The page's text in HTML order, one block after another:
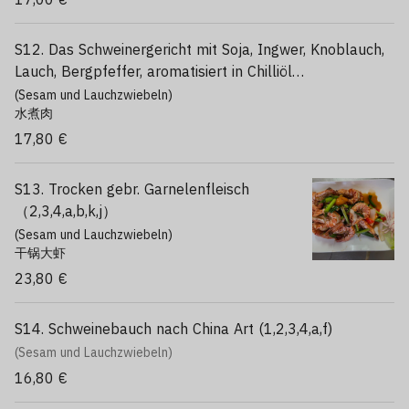
S12. Das Schweinergericht mit Soja, Ingwer, Knoblauch,
Lauch, Bergpfeffer, aromatisiert in Chilliöl
（1,2,3,4,a,j,f）
(Sesam und Lauchzwiebeln)
水煮肉
17,80 €
S13. Trocken gebr. Garnelenfleisch
（2,3,4,a,b,k,j）
(Sesam und Lauchzwiebeln)
干锅大虾
23,80 €
S14. Schweinebauch nach China Art (1,2,3,4,a,f)
(Sesam und Lauchzwiebeln)
16,80 €